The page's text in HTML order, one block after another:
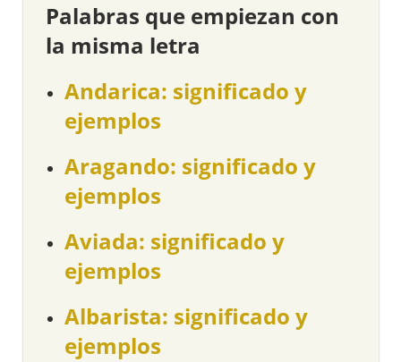
Palabras que empiezan con
la misma letra
Andarica: significado y
ejemplos
Aragando: significado y
ejemplos
Aviada: significado y
ejemplos
Albarista: significado y
ejemplos